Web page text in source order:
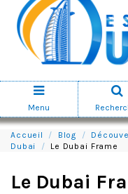
Menu
Accueil Blog
Dubai
Le Dubai Frame
Le Dubai